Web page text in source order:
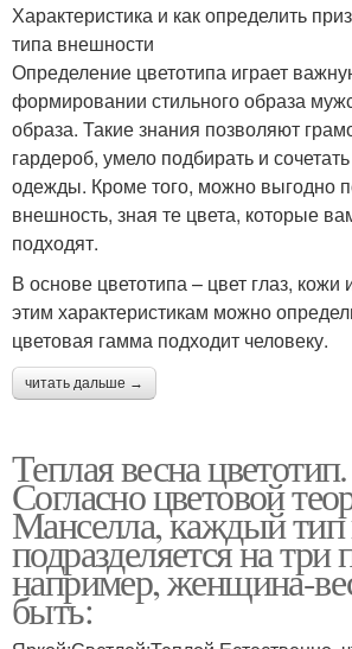
Характеристика и как определить
типа внешности
Определение цветотипа играет
формировании стильного образа
образа. Такие знания позволяют
гардероб, умело подбирать и
одежды. Кроме того, можно выгодно
внешность, зная те цвета, которые
подходят.
В основе цветотипа – цвет глаз,
этим характеристикам можно
цветовая гамма подходит человеку.
читать дальше →
Теплая весна
Согласно цветовой
Манселла, каждый
подразделяется на три
например, женщина-
быть: